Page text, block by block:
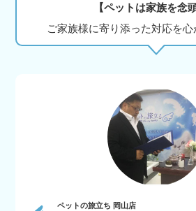
【ペットは家族を念
ご家族様に寄り添った対応を
ペットの旅立ち 岡山店